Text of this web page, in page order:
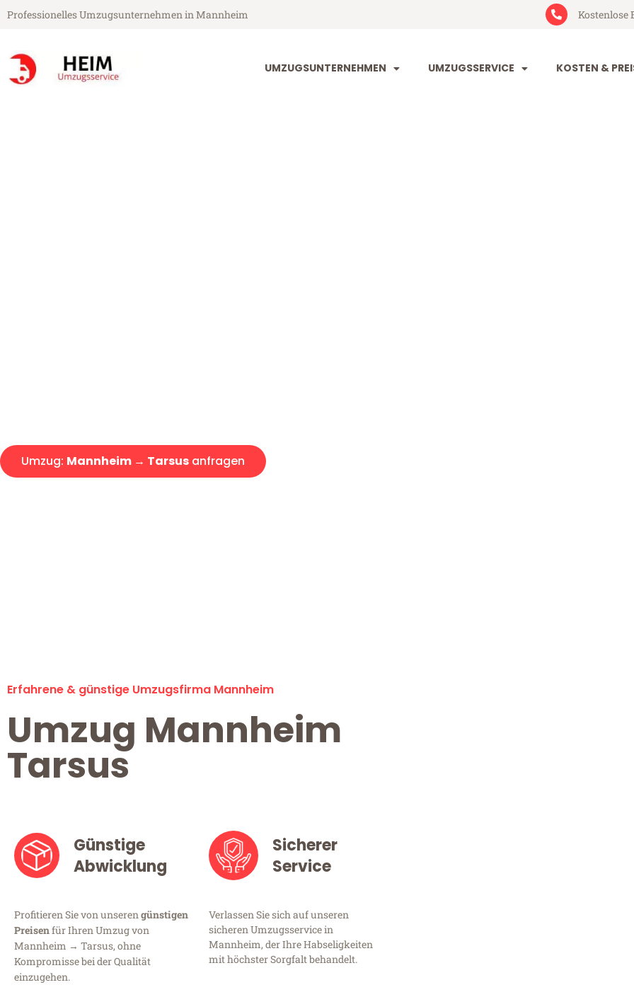
Professionelles Umzugsunternehmen in Mannheim Kostenlose
UMZUGSUNTERNEHMEN UMZUGSSERVICE KOSTEN &
Umzug: Mannheim → Tarsus anfragen
Erfahrene & günstige Umzugsfirma Mannheim
Umzug Mannheim
Tarsus
Günstige
Abwicklung
Profitieren Sie von unserengünstigen
Preisenfür Ihren Umzug von
Mannheim → Tarsus, ohne
Kompromisse bei der Qualität
einzugehen.
Sicherer
Service
Verlassen Sie sich auf unseren
sicheren Umzugsservice in
Mannheim, der Ihre Habseligkeiten
mit höchster Sorgfalt behandelt.